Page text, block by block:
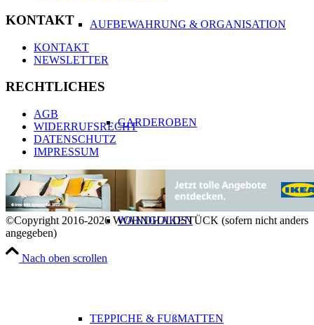
AUFBEWAHRUNG & ORGANISATION
GARDEROBEN
WANDHAKEN
TEPPICHE & FUßMATTEN
KONTAKT
KONTAKT
NEWSLETTER
RECHTLICHES
AGB
WIDERRUFSRECHT
DATENSCHUTZ
IMPRESSUM
©Copyright 2016-2026 WOHNGOLDSTÜCK (sofern nicht anders
angegeben)
Nach oben scrollen